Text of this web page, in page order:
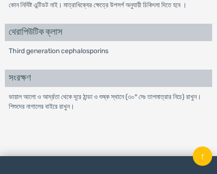
কোন নির্দিষ্ট এন্টিডট নাই। মাত্রাধিক্যের ক্ষেত্রে উপসর্গ অনুযায়ী চিকিৎসা দিতে হবে ।
থেরাপিউটিক ক্লাস
Third generation cephalosporins
সংরক্ষণ
ভায়াল আলো ও আর্দ্রতা থেকে দূরে ঠান্ডা ও শুষ্ক স্থানে (৩০° সেঃ তাপমাত্রার নিচে) রাখুন।
শিশুদের নাগালের বাইরে রাখুন।
↑